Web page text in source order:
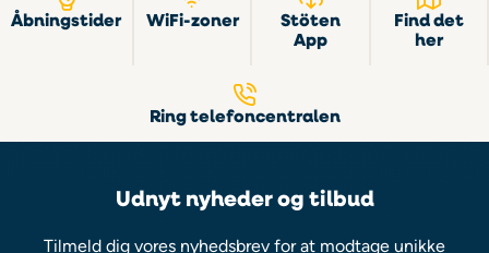
Åbningstider WiFi-zoner
Stöten
App
Find det
her
Ring telefoncentralen
Udnyt nyheder og tilbud
Tilmeld dig vores nyhedsbrev for at modtage unikke